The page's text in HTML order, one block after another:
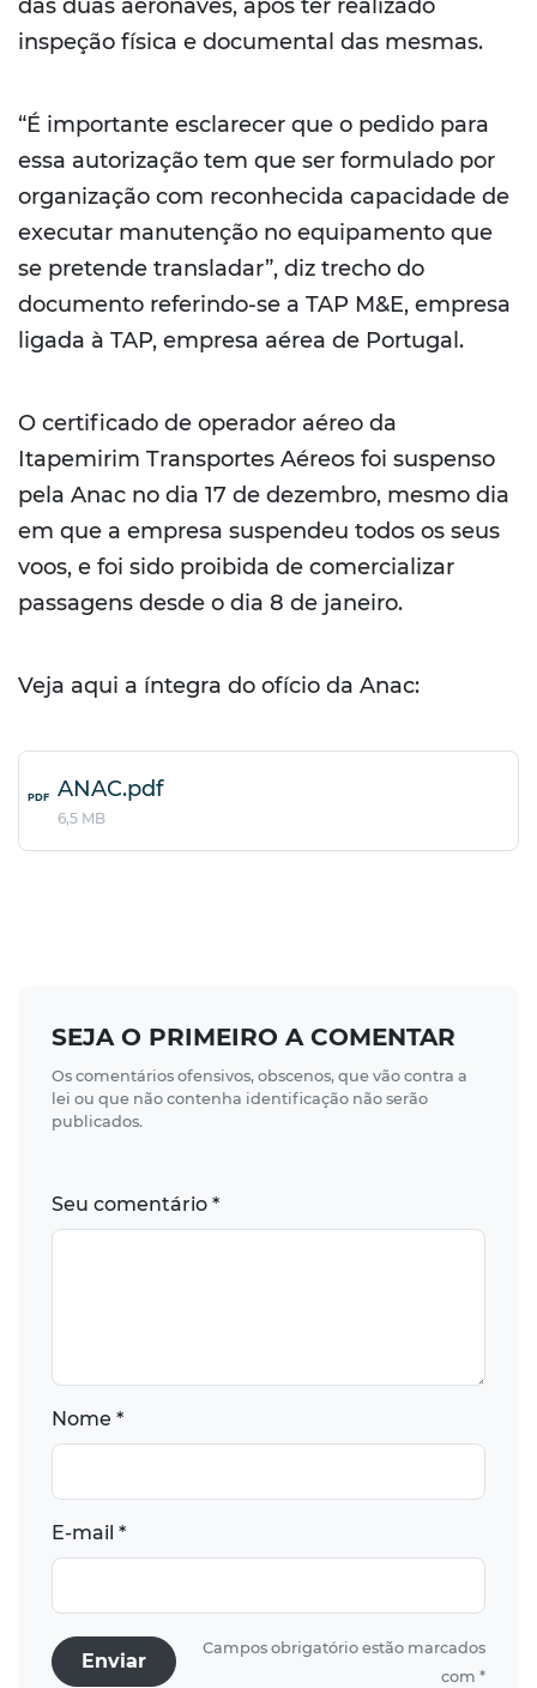
das duas aeronaves, após ter realizado
inspeção física e documental das mesmas.
“É importante esclarecer que o pedido para
essa autorização tem que ser formulado por
organização com reconhecida capacidade de
executar manutenção no equipamento que
se pretende transladar”, diz trecho do
documento referindo-se a TAP M&E, empresa
ligada à TAP, empresa aérea de Portugal.
O certificado de operador aéreo da
Itapemirim Transportes Aéreos foi suspenso
pela Anac no dia 17 de dezembro, mesmo dia
em que a empresa suspendeu todos os seus
voos, e foi sido proibida de comercializar
passagens desde o dia 8 de janeiro.
Veja aqui a íntegra do ofício da Anac:
PDF ANAC.pdf
6,5 MB
SEJA O PRIMEIRO A COMENTAR
Os comentários ofensivos, obscenos, que vão contra a
lei ou que não contenha identificação não serão
publicados.
Seu comentário *
Nome *
E-mail *
Enviar
Campos obrigatório estão marcados
com *